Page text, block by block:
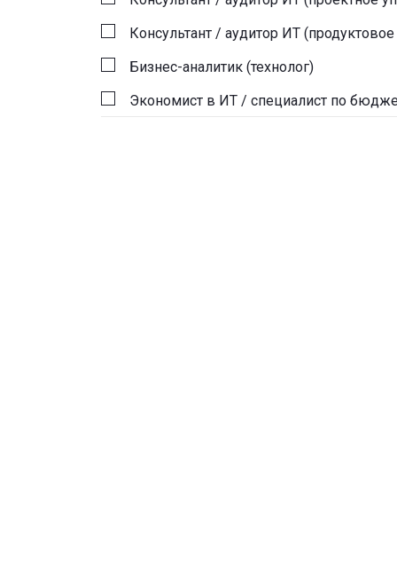
Консультант / аудитор ИТ
Бизнес-аналитик (технолог)
Экономист в ИТ / специалист по